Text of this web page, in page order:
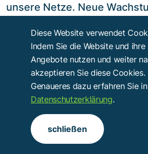
unsere Netze. Neue
dezentralen Lösungen für
Energieversorgung und für
Energieeffizienz. Bewirb
Hier geht´s zum
Diese Website verwendet
Indem Sie die Website und ihre
Angebote nutzen und weiter
akzeptieren Sie diese Cookies.
Genaueres dazu erfahren Sie
Datenschutzerklärung.
schließen